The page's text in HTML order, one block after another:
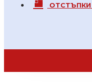
ОТСТЪПКИ